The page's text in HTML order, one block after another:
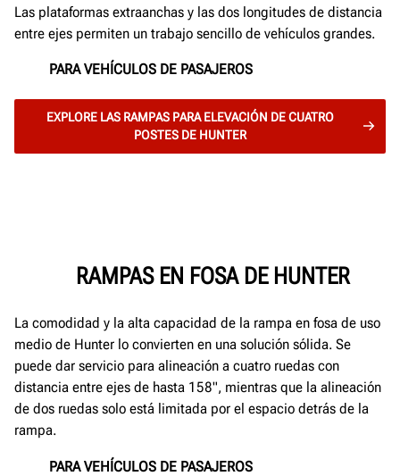
Las plataformas extraanchas y las dos longitudes de distancia
entre ejes permiten un trabajo sencillo de vehículos grandes.
PARA VEHÍCULOS DE PASAJEROS
EXPLORE LAS RAMPAS PARA ELEVACIÓN DE CUATRO
POSTES DE HUNTER
RAMPAS EN FOSA DE HUNTER
La comodidad y la alta capacidad de la rampa en fosa de uso
medio de Hunter lo convierten en una solución sólida. Se
puede dar servicio para alineación a cuatro ruedas con
distancia entre ejes de hasta 158", mientras que la alineación
de dos ruedas solo está limitada por el espacio detrás de la
rampa.
PARA VEHÍCULOS DE PASAJEROS